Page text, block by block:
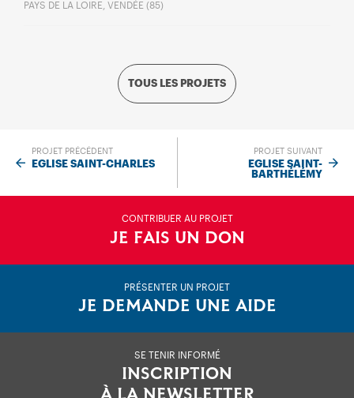
TOUS LES PROJETS
PAYS DE LA LOIRE, VENDÉE (85)
PROJET PRÉCÉDENT
EGLISE SAINT-CHARLES
PROJET SUIVANT
EGLISE SAINT-
BARTHÉLÉMY
CONTRIBUER AU PROJET
JE FAIS UN DON
PRÉSENTER UN PROJET
JE DEMANDE UNE AIDE
SE TENIR INFORMÉ
INSCRIPTION